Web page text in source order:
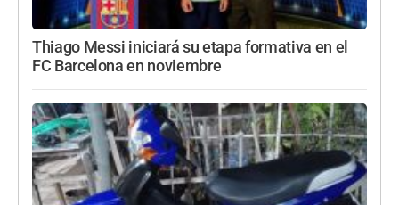
Thiago Messi iniciará su etapa formativa en el
FC Barcelona en noviembre